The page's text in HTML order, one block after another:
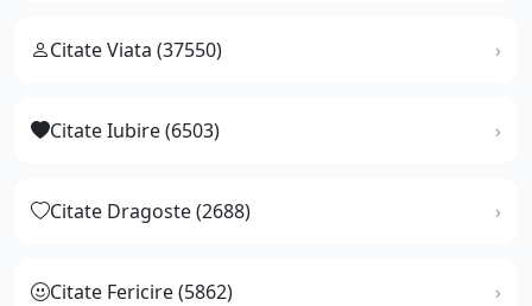
Citate Viata (37550)
Citate Iubire (6503)
Citate Dragoste (2688)
Citate Fericire (5862)